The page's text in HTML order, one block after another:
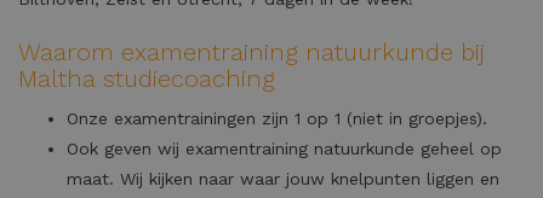
Waarom examentraining natuurkunde bij
Maltha studiecoaching
Onze examentrainingen zijn 1 op 1 (niet in groepjes).
Ook geven wij examentraining natuurkunde geheel op
maat. Wij kijken naar waar jouw knelpunten liggen en